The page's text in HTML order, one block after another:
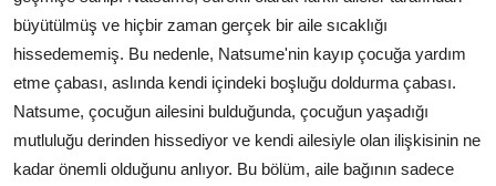
büyütülmüş ve hiçbir zaman gerçek bir aile sıcaklığı
hissedememiş. Bu nedenle, Natsume'nin kayıp çocuğa yardım
etme çabası, aslında kendi içindeki boşluğu doldurma çabası.
Natsume, çocuğun ailesini bulduğunda, çocuğun yaşadığı
mutluluğu derinden hissediyor ve kendi ailesiyle olan ilişkisinin ne
kadar önemli olduğunu anlıyor. Bu bölüm, aile bağının sadece